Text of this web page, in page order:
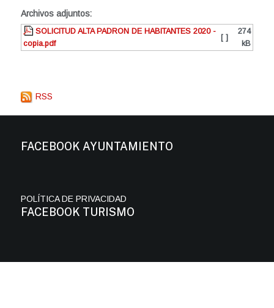
Archivos adjuntos:
SOLICITUD ALTA PADRON DE HABITANTES 2020 -
copia.pdf
[ ]
274
kB
RSS
FACEBOOK AYUNTAMIENTO
POLÍTICA DE PRIVACIDAD
FACEBOOK TURISMO